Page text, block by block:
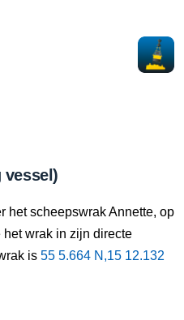
vessel)
het scheepswrak Annette, op
wrak in zijn directe
is 55 5.664 N,15 12.132